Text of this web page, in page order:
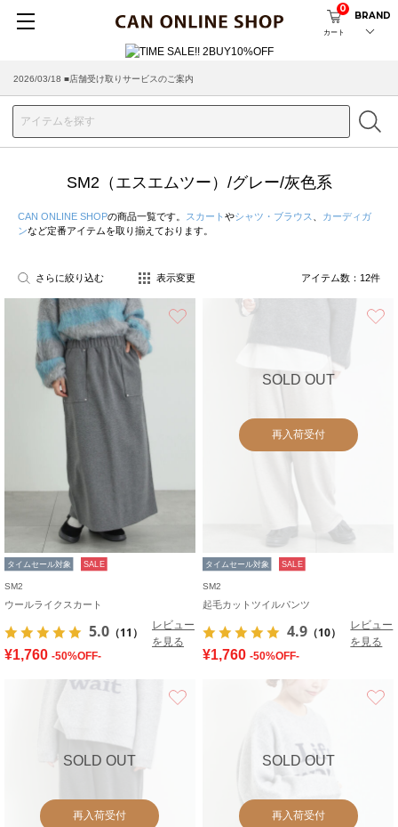
カート
0
BRAND
2026/03/18 ■店舗受け取りサービスのご案内
SM2（エスエムツー）/グレー/灰色系
CAN ONLINE SHOPの商品一覧です。 スカート やシャツ・ブラウス
カーディガ
ンなど定番アイテムを取り揃えております。
さらに絞り込む 表示変更 アイテム数： 12件
お気に入り
タイムセール対象 SALE
SM2
ウールライクスカート
5.0 （11）
レビュー
を見る
¥1,760 -50%OFF-
SOLD OUT
再入荷受付
タイムセール対象 SALE
SM2
起毛カットツイルパンツ
4.9 （10）
レビュー
を見る
¥1,760 -50%OFF-
SOLD OUT
再入荷受付
SOLD OUT
再入荷受付